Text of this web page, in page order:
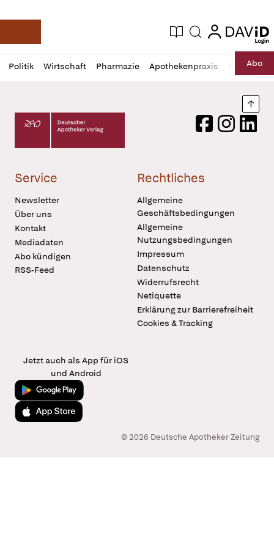
Deutsche Apotheker Zeitung
Aktuelle Ausgabe
Suche login
login
Politik Wirtschaft Pharmazie Apothekenpraxis RechtAbo
Profil
öffnen
Daz
Pur
Deutscher Apotheker Verlag Logo
FacebookInstagram
Service
Newsletter
Über uns
Kontakt
Mediadaten
Abo kündigen
RSS-Feed
Rechtliches
Allgemeine
Geschäftsbedingungen
Allgemeine
Nutzungsbedingungen
Impressum
Datenschutz
Widerrufsrecht
Netiquette
Erklärung zur Barrierefreiheit
Cookies & Tracking
Jetzt auch als App für iOS
und Android
Jetzt bei Google Play
Laden im App Store
© 2026 Deutsche Apotheker Zeitung